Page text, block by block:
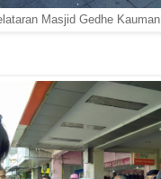
Masjid Gedhe Kauman